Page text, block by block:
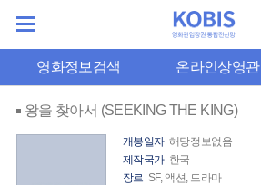
영화정보검색 온라인상영관
왕을 찾아서 (SEEKING THE KING)
개봉일자 해당정보없음
제작국가 한국
장르 SF, 액션, 드라마